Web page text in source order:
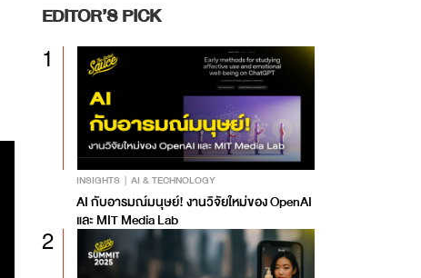
EDITOR’S PICK
1
INSIGHTS AI & TECHNOLOGY
AI กับอารมณ์มนุษย์! งานวิจัยใหม่ของ OpenAI
และ MIT Media Lab
2